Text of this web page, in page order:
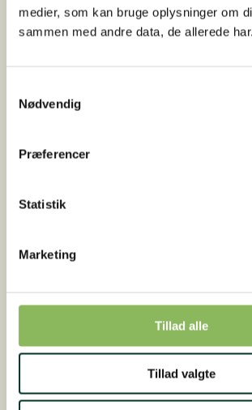
medier, som kan bruge oplysninger om
sammen med andre data, de allerede har.
Nødvendig
Præferencer
Statistik
Marketing
Tillad alle
Tillad valgte
Vi arbejder og forsker på højeste,
Læs mere